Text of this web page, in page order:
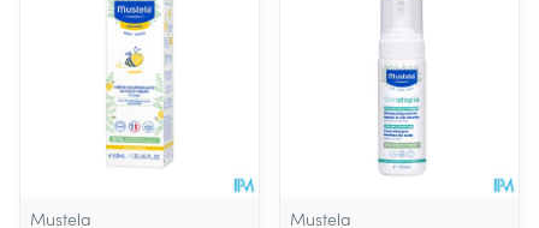
Mustela
Mustela